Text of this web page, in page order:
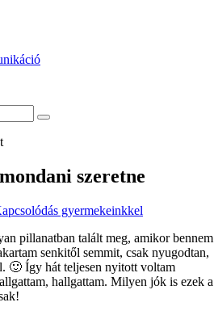
szeretne
gyermekeinkkel
pillanatban talált meg, amikor bennem
senkitől semmit, csak nyugodtan,
🙂 Így hát teljesen nyitott voltam
hallgattam. Milyen jók is ezek a